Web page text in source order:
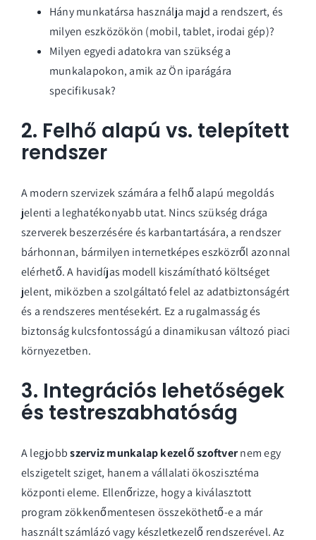
Hány munkatársa használja majd a rendszert, és
milyen eszközökön (mobil, tablet, irodai gép)?
Milyen egyedi adatokra van szükség a
munkalapokon, amik az Ön iparágára
specifikusak?
2. Felhő alapú vs. telepített
rendszer
A modern szervizek számára a felhő alapú megoldás
jelenti a leghatékonyabb utat. Nincs szükség drága
szerverek beszerzésére és karbantartására, a rendszer
bárhonnan, bármilyen internetképes eszközről azonnal
elérhető. A havidíjas modell kiszámítható költséget
jelent, miközben a szolgáltató felel az adatbiztonságért
és a rendszeres mentésekért. Ez a rugalmasság és
biztonság kulcsfontosságú a dinamikusan változó piaci
környezetben.
3. Integrációs lehetőségek
és testreszabhatóság
A legjobbszerviz munkalap kezelő szoftvernem egy
elszigetelt sziget, hanem a vállalati ökoszisztéma
központi eleme. Ellenőrizze, hogy a kiválasztott
program zökkenőmentesen összeköthető-e a már
használt számlázó vagy készletkezelő rendszerével. Az